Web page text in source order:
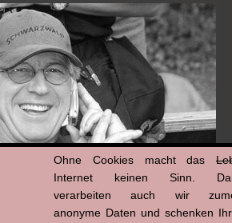
Ohne Cookies macht das
Internet keinen Sinn.
verarbeiten auch wir
anonyme Daten und schenken